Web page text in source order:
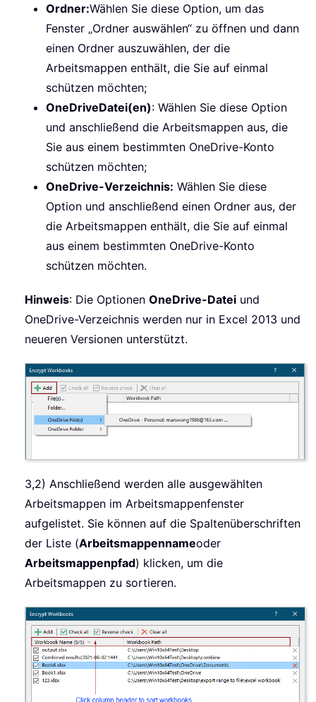
Ordner:Wählen Sie diese Option, um das
Fenster „Ordner auswählen“ zu öffnen und dann
einen Ordner auszuwählen, der die
Arbeitsmappen enthält, die Sie auf einmal
schützen möchten;
OneDriveDatei(en): Wählen Sie diese Option
und anschließend die Arbeitsmappen aus, die
Sie aus einem bestimmten OneDrive-Konto
schützen möchten;
OneDrive-Verzeichnis: Wählen Sie diese
Option und anschließend einen Ordner aus, der
die Arbeitsmappen enthält, die Sie auf einmal
aus einem bestimmten OneDrive-Konto
schützen möchten.
Hinweis: Die Optionen OneDrive-Datei und
OneDrive-Verzeichnis werden nur in Excel 2013 und
neueren Versionen unterstützt.
3,2) Anschließend werden alle ausgewählten
Arbeitsmappen im Arbeitsmappenfenster
aufgelistet. Sie können auf die Spaltenüberschriften
der Liste (Arbeitsmappennameoder
Arbeitsmappenpfad) klicken, um die
Arbeitsmappen zu sortieren.